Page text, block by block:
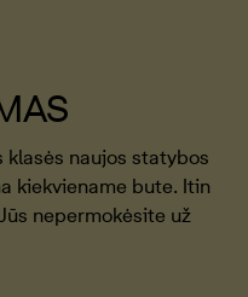
naujos statybos
kiekviename bute. Itin
nepermokėsite už